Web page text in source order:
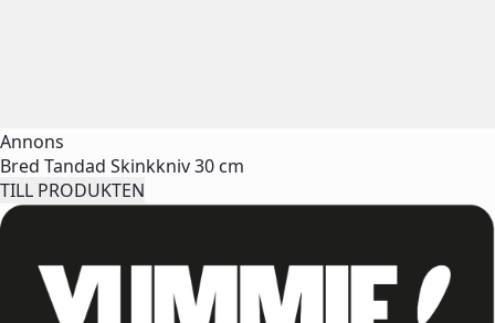
Annons
Bred Tandad Skinkkniv 30 cm
TILL PRODUKTEN